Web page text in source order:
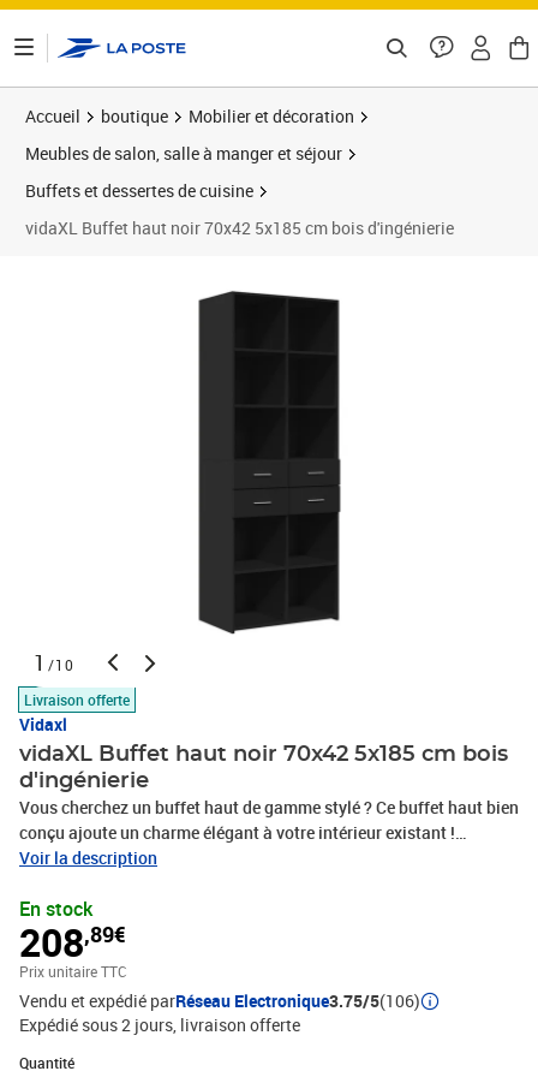
Accueil boutique
Mobilier et décoration
Meubles de salon, salle à manger et séjour
Buffets et dessertes de cuisine
vidaXL Buffet haut noir 70x42 5x185 cm bois d'ingénierie
1 /10
Livraison offerte
Vidaxl
vidaXL Buffet haut noir 70x42 5x185 cm bois
d'ingénierie
Vous cherchez un buffet haut de gamme stylé ? Ce buffet haut bien
conçu ajoute un charme élégant à votre intérieur existant !
Matériau durable : le bois d'ingénierie est d'une qualité
par sa solidité, sa stabilité et sa résistance à l'humidité.Grand
espace de rangement : ce meuble haut offre un grand espace de
rangement pour garder vos différents essentiels du quotidien bien
organisés et à portée de main.Surface facile à nettoyer : l'armoire
de rangement est facile à nettoyer avec un chiffon humide.Modèle
intemporel : ce buffet chic présente des lignes épurées et simples,
ainsi qu'un look minimaliste qui ajoute un style moderne
Voir la description
En stock
208,89€
Prix unitaire TTC
Vendu et expédié parRéseau Electronique3.75/5(106)
Expédié sous 2 jours livraison offerte
Quantité
Quantité : 1